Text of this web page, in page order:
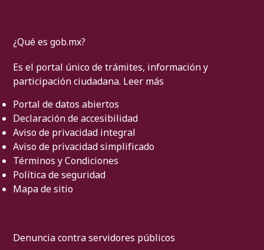
¿Qué es gob.mx?
Es el portal único de trámites, información y
participación ciudadana. Leer más
Portal de datos abiertos
Declaración de accesibilidad
Aviso de privacidad integral
Aviso de privacidad simplificado
Términos y Condiciones
Política de seguridad
Mapa de sitio
Denuncia contra servidores públicos